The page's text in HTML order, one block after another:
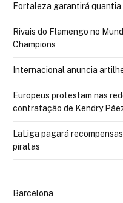
Fortaleza garantirá quantia
Rivais do Flamengo no
Champions
Internacional anuncia
Europeus protestam nas
contratação de Kendry
LaLiga pagará
piratas
Barcelona